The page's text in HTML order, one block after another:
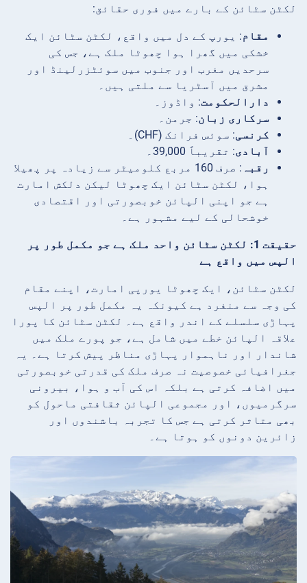
لکٹن سٹائن کے بارے میں فوری حقائق:
مقام: یورپ کے دل میں واقع، لکٹن سٹائن ایک
خشکی میں گھرا ہوا چھوٹا ملک ہے، جس کی
سرحدیں مغرب اور جنوب میں سوئٹزرلینڈ اور
مشرق میں آسٹریا سے ملتی ہیں۔
دارالحکومت: واڈوز۔
سرکاری زبان: جرمن۔
کرنسی: سوئس فرانک (CHF)۔
آبادی: تقریباً 39,000۔
رقبہ
: صرف 160 مربع کلومیٹر سے زیادہ پر پھیلا
ہوا، لکٹن سٹائن ایک چھوٹا لیکن دلکش امارت
ہے جو اپنی الپائن خوبصورتی اور اقتصادی
خوشحالی کے لیے مشہور ہے۔
حقیقت 1: لکٹن سٹائن واحد ملک ہے جو مکمل طور پر
الپس میں واقع ہے
لکٹن سٹائن، ایک چھوٹا یورپی امارت، اپنے مقام
کی وجہ سے منفرد ہے کیونکہ یہ مکمل طور پر الپس
پہاڑی سلسلے کے اندر واقع ہے۔ لکٹن سٹائن کا پورا
علاقہ الپائن خطے میں شامل ہے، جو پورے ملک میں
شاندار اور ناہموار پہاڑی مناظر پیش کرتا ہے۔ یہ
جغرافیائی خصوصیت نہ صرف ملک کی قدرتی خوبصورتی
میں اضافہ کرتی ہے بلکہ اس کی آب و ہوا، بیرونی
سرگرمیوں، اور مجموعی الپائن ثقافتی ماحول کو
بھی متاثر کرتی ہے جس کا تجربہ باشندوں اور
زائرین دونوں کو ہوتا ہے۔